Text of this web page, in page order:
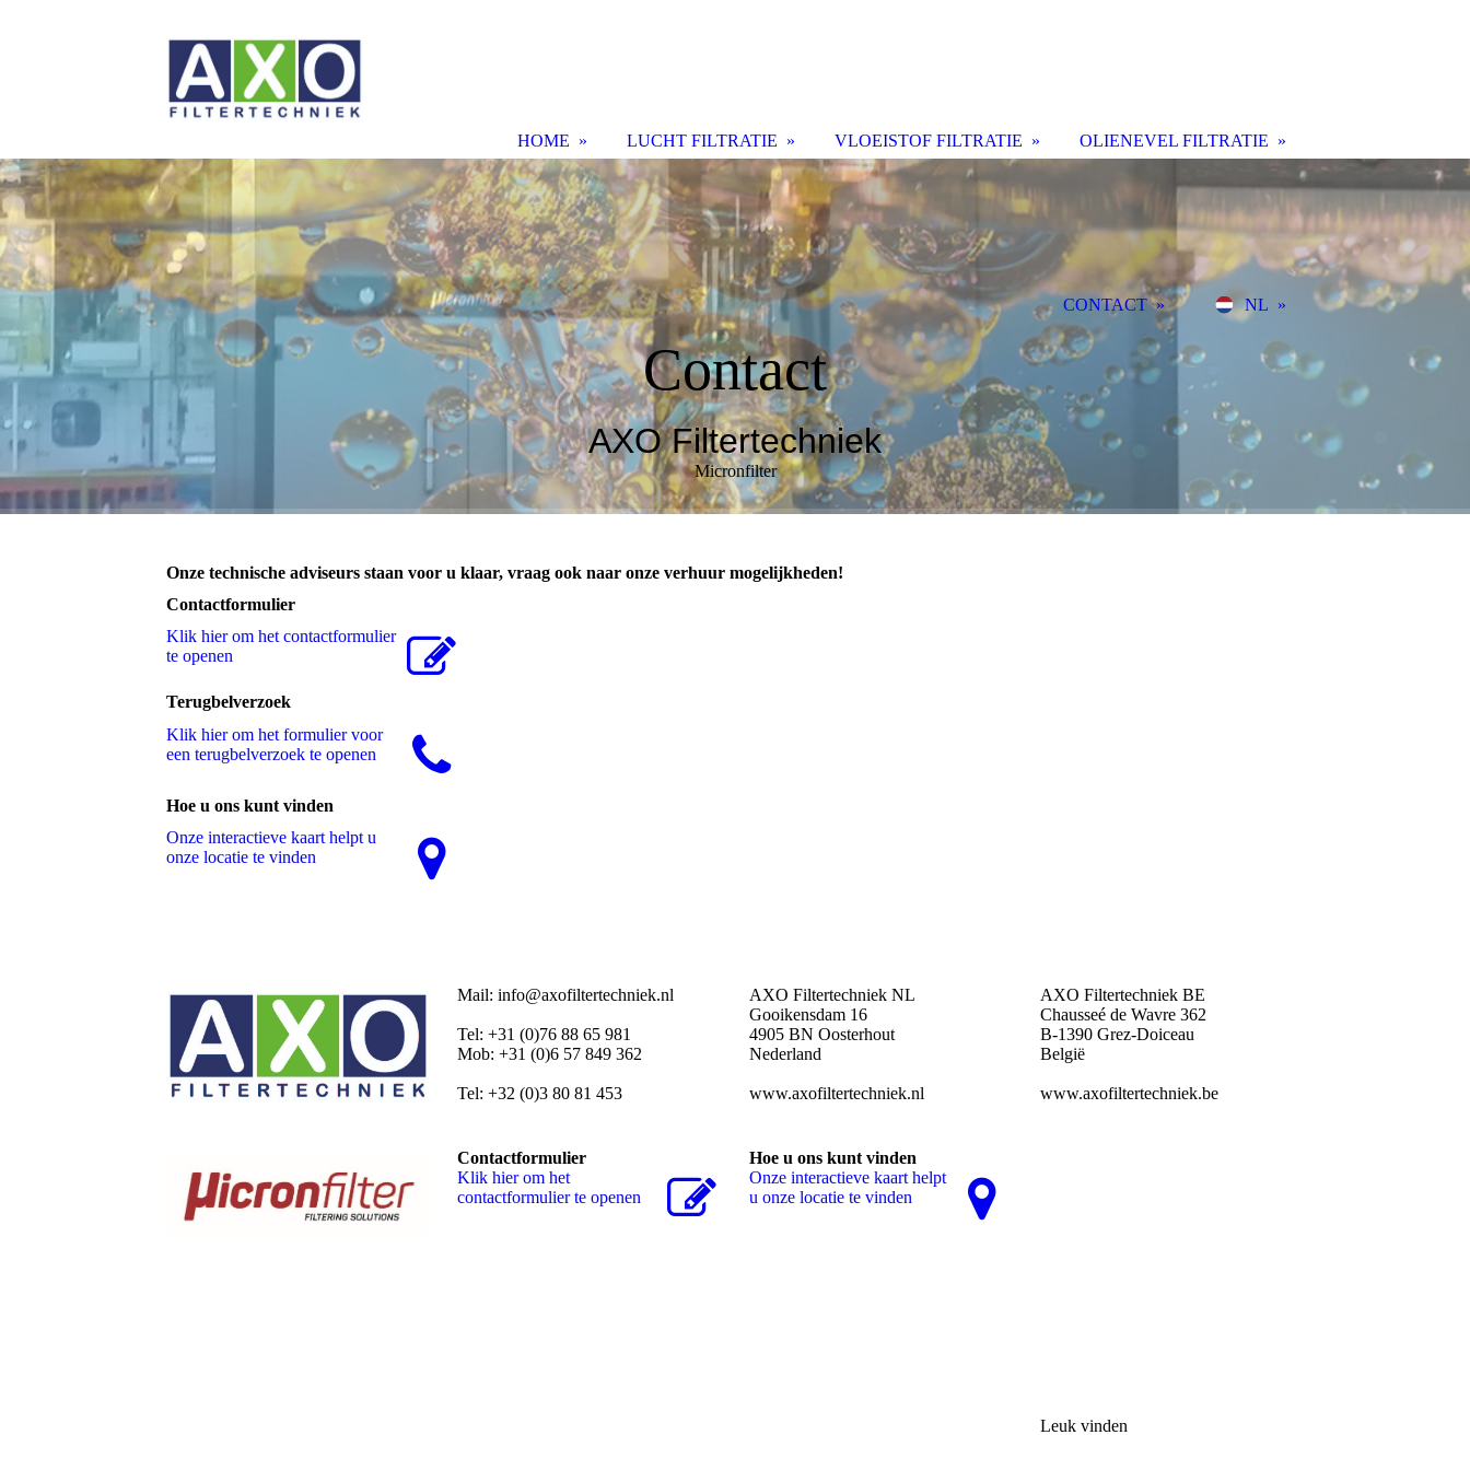
Contact
AXO Filtertechniek
Micronfilter
Onze technische adviseurs staan voor u klaar, vraag ook naar onze verhuur mogelijkheden!
Contactformulier
Klik hier om het contactformulier
te openen
Terugbelverzoek
Klik hier om het formulier voor
een terugbelverzoek te openen
Hoe u ons kunt vinden
Onze interactieve kaart helpt u
onze locatie te vinden
Mail: info@axofiltertechniek.nl
Tel: +31 (0)76 88 65 981
Mob: +31 (0)6 57 849 362
Tel: +32 (0)3 80 81 453
Contactformulier
Klik hier om het
contactformulier te openen
AXO Filtertechniek NL
Gooikensdam 16
4905 BN Oosterhout
Nederland
www.axofiltertechniek.nl
Hoe u ons kunt vinden
Onze interactieve kaart helpt
u onze locatie te vinden
AXO Filtertechniek BE
Chausseé de Wavre 362
B-1390 Grez-Doiceau
België
www.axofiltertechniek.be
Leuk vinden
HOME LUCHT FILTRATIE VLOEISTOF FILTRATIE OLIENEVEL FILTRATIE
CONTACT NL